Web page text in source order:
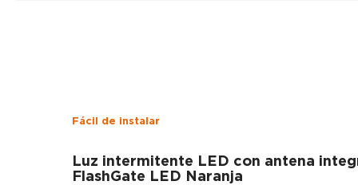
Fácil de instalar
Luz intermitente LED con antena
FlashGate LED Naranja